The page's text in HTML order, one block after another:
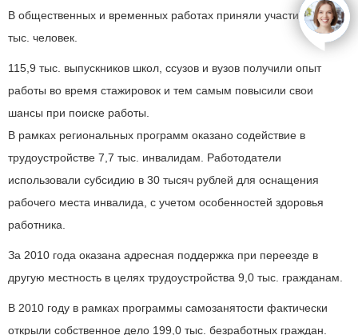
В общественных и временных работах приняли участие 1449,6
тыс. человек.
115,9 тыс. выпускников школ, ссузов и вузов получили опыт
работы во время стажировок и тем самым повысили свои
шансы при поиске работы.
В рамках региональных программ оказано содействие в
трудоустройстве 7,7 тыс. инвалидам. Работодатели
использовали субсидию в 30 тысяч рублей для оснащения
рабочего места инвалида, с учетом особенностей здоровья
работника.
За 2010 года оказана адресная поддержка при переезде в
другую местность в целях трудоустройства 9,0 тыс. гражданам.
В 2010 году в рамках программы самозанятости фактически
открыли собственное дело 199,0 тыс. безработных граждан.
open